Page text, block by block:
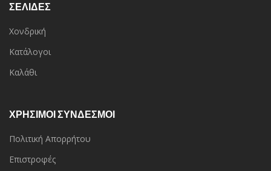
ΣΕΛΙΔΕΣ
Χονδρική
Κατάλογοι
Καλάθι
ΧΡΗΣΙΜΟΙ ΣΥΝΔΕΣΜΟΙ
Πολιτική Απορρήτου
Επιστροφές